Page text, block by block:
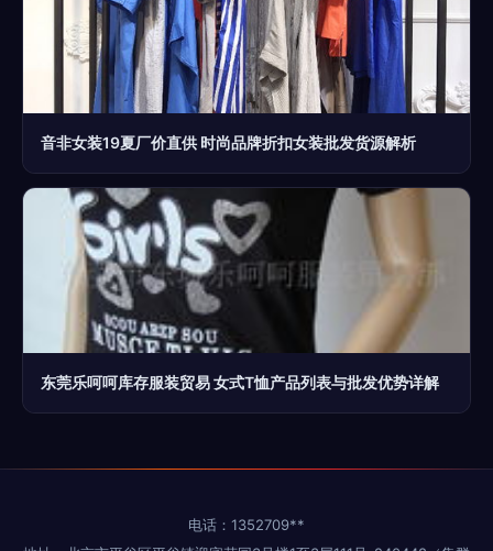
音非女装19夏厂价直供 时尚品牌折扣女装批发货源解析
东莞乐呵呵库存服装贸易 女式T恤产品列表与批发优势详解
电话：1352709**